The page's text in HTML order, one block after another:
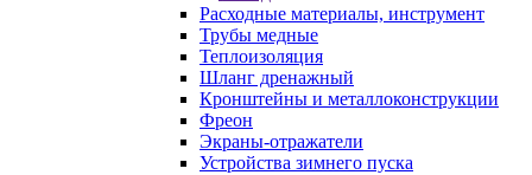
Расходные материалы, инструмент
Трубы медные
Теплоизоляция
Шланг дренажный
Кронштейны и металлоконструкции
Фреон
Экраны-отражатели
Устройства зимнего пуска